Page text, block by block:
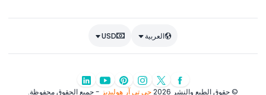
العربية USD
© حقوق الطبع والنشر 2026 جي تي آر هوليديز - جميع الحقوق محفوظة.